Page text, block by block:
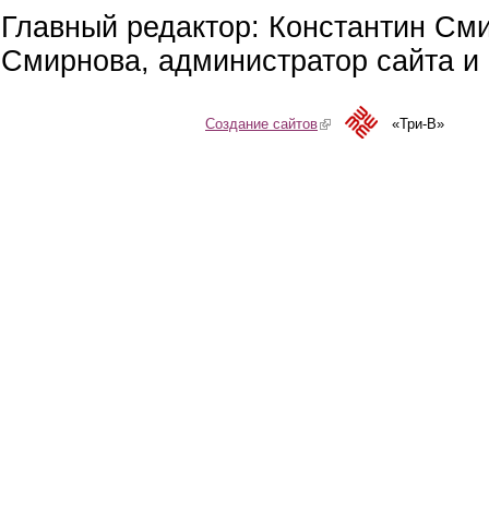
Главный редактор: Константин
Смирнова, администратор сайта
Создание сайтов(link is external)«Три-В»